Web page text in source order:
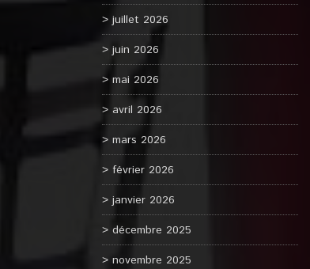
juillet 2026
juin 2026
mai 2026
avril 2026
mars 2026
février 2026
janvier 2026
décembre 2025
novembre 2025